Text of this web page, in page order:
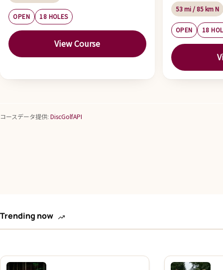
OPEN 18 HOLES
View Course
53 mi / 85 km N
OPEN 18
コースデータ提供: DiscGolfAPI
Trending now